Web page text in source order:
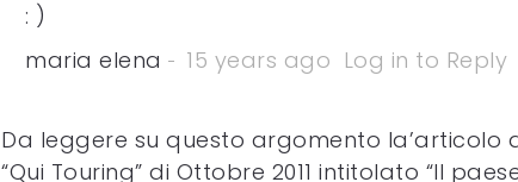
: )
maria elena
15 years ago Log in to Reply
Da leggere su questo argomento la’articolo
“Qui Touring” di Ottobre 2011 intitolato “Il